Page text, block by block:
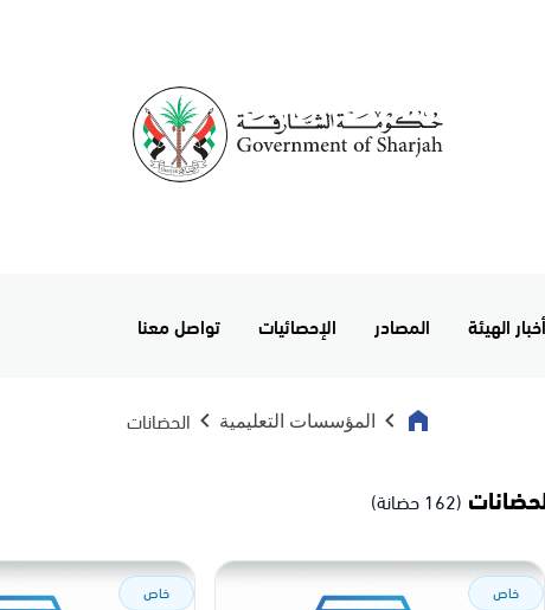
أخبار الهيئة المصادر الإحصائيات تواصل معنا
المؤسسات التعليمية الحضانات
(162 حضانة)
خاص خاص